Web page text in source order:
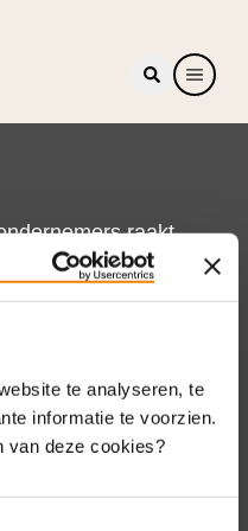
te analyseren, te
informatie te voorzien.
van deze cookies?
raakt.
Nederland